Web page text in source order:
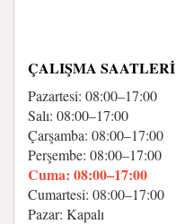
ÇALIŞMA SAATLERI
Pazartesi: 08:00–17:00
Salı: 08:00–17:00
Çarşamba: 08:00–17:00
Perşembe: 08:00–17:00
Cuma: 08:00–17:00
Cumartesi: 08:00–17:00
Pazar: Kapalı